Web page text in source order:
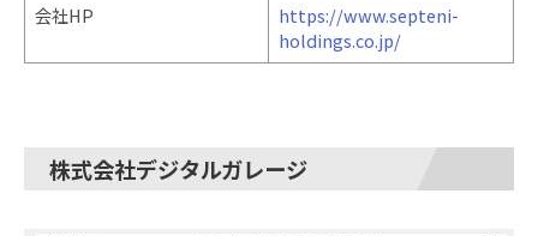
会社HP
https://www.septeni-
holdings.co.jp/
株式会社デジタルガレージ